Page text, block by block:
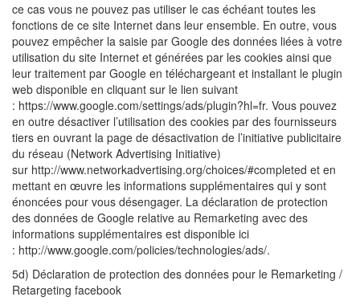
ce cas vous ne pouvez pas utiliser le cas échéant toutes les
fonctions de ce site Internet dans leur ensemble. En outre, vous
pouvez empêcher la saisie par Google des données liées à votre
utilisation du site Internet et générées par les cookies ainsi que
leur traitement par Google en téléchargeant et installant le plugin
web disponible en cliquant sur le lien suivant
: https://www.google.com/settings/ads/plugin?hl=fr. Vous pouvez
en outre désactiver l’utilisation des cookies par des fournisseurs
tiers en ouvrant la page de désactivation de l’initiative publicitaire
du réseau (Network Advertising Initiative)
sur http://www.networkadvertising.org/choices/#completed et en
mettant en œuvre les informations supplémentaires qui y sont
énoncées pour vous désengager. La déclaration de protection
des données de Google relative au Remarketing avec des
informations supplémentaires est disponible ici
: http://www.google.com/policies/technologies/ads/.
5d) Déclaration de protection des données pour le Remarketing /
Retargeting facebook